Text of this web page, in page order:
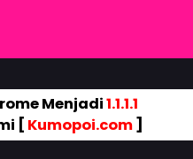
Menjadi1.1.1.1
[ Kumopoi.com]